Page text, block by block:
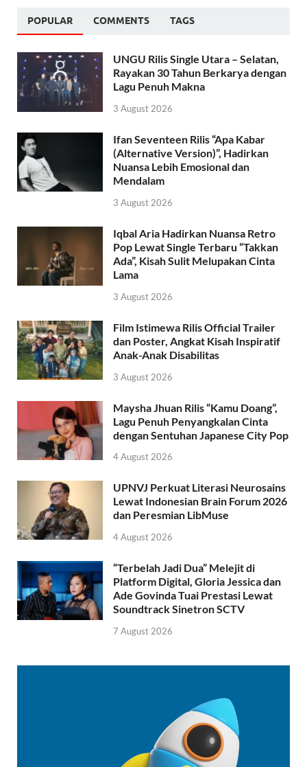
POPULAR COMMENTS TAGS
UNGU Rilis Single Utara – Selatan,
Rayakan 30 Tahun Berkarya dengan
Lagu Penuh Makna
3 August 2026
Ifan Seventeen Rilis “Apa Kabar
(Alternative Version)”, Hadirkan
Nuansa Lebih Emosional dan
Mendalam
3 August 2026
Iqbal Aria Hadirkan Nuansa Retro
Pop Lewat Single Terbaru “Takkan
Ada”, Kisah Sulit Melupakan Cinta
Lama
3 August 2026
Film Istimewa Rilis Official Trailer
dan Poster, Angkat Kisah Inspiratif
Anak-Anak Disabilitas
3 August 2026
Maysha Jhuan Rilis “Kamu Doang”,
Lagu Penuh Penyangkalan Cinta
dengan Sentuhan Japanese City Pop
4 August 2026
UPNVJ Perkuat Literasi Neurosains
Lewat Indonesian Brain Forum 2026
dan Peresmian LibMuse
4 August 2026
“Terbelah Jadi Dua” Melejit di
Platform Digital, Gloria Jessica dan
Ade Govinda Tuai Prestasi Lewat
Soundtrack Sinetron SCTV
7 August 2026